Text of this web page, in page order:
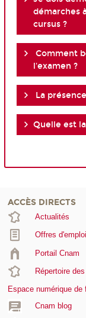
démarches
cursus ?
Comment
l'examen ?
La
Quelle est
ACCÈS DIRECTS
Actualités
Offres d'emploi
Portail Cnam
Répertoire
Espace numérique de
Cnam blog